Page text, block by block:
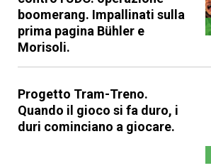
boomerang. Impallinati sulla
prima pagina Bühler e
Morisoli.
Progetto Tram-Treno.
Quando il gioco si fa duro, i
duri cominciano a giocare.